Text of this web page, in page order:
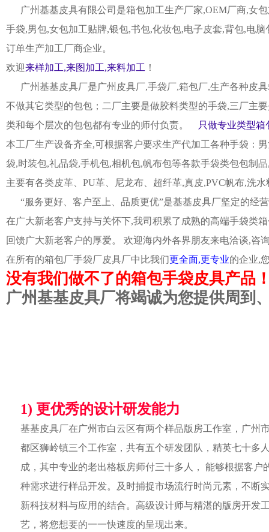
广州基基皮具有限公司是箱包加工生产厂家,OEM厂商,女
手袋,男包,女包加工贴牌,银包,书包,化妆包,电子皮套,背包,电
订单生产加工厂商企业。
欢迎来样加工,来图加工,来料加工 ！
广州基基皮具厂是广州皮具厂,手袋厂,箱包厂,生产各种皮
不做其它类型的包包；二厂主要是做胶料类型的手袋,三厂主
类和每个层次的包包都有专业的师付负责。
只做专业类型箱
本工厂生产设备齐全,可根据客户要求生产代加工各种手袋：
袋,时装包,礼品袋,手机包,相机包,帆布包等各款手袋类包包制
主要有各类皮革、PU革、尼龙布、超纤革,真皮,PVC帆布,洗
“服务更好、客户至上、品质更优”是基基皮具厂坚定的经
在广大新老客户支持与关怀下,我司积累了成熟的高端手袋类
回馈广大新老客户的厚爱。 欢迎海内外各界朋友来电洽谈,咨
在所有的箱包厂手袋厂皮具厂中比我们更全面,更专业的企业,
没有我们做不了的箱包手袋皮具产品
广州基基皮具厂将竭诚为您提供周到
1) 更优秀的设计研发能力
基基皮具厂在广州市白云区有两个样品版房工作室，广州
都区狮岭镇三个工作室，共有五个研发团队，精英七十多
成，其中专业的老出格板房师付三十多人， 能够根据客户
种需求进行样品开发。及时捕捉市场流行时尚元素，不断
新科技材料与应用的结合。高级设计师与精湛的版房开发
艺，将您想要的一一快速度的呈现出来。